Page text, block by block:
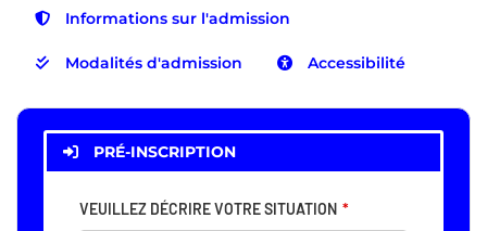
Informations sur l'admission
Modalités d'admission Accessibilité
PRÉ-INSCRIPTION
VEUILLEZ DÉCRIRE VOTRE SITUATION